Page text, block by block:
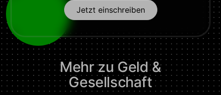
Jetzt einschreiben
Mehr zu Geld &
Gesellschaft